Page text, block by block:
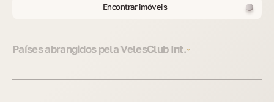
Encontrar imóveis
Países abrangidos pela VelesClub Int.